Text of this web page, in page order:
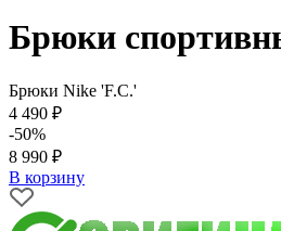
Брюки
Брюки Nike 'F.C.'
4 490 ₽
-50%
8 990 ₽
В корзину